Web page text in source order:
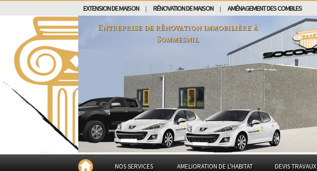
EXTENSION DE MAISON RÉNOVATION DE MAISON AMÉNAGEMENT DES COMBLES
Entreprise de rénovation immobilière à
Sommesnil
NOS SERVICES AMELIORATION DE L'HABITAT DEVIS TRAVAUX